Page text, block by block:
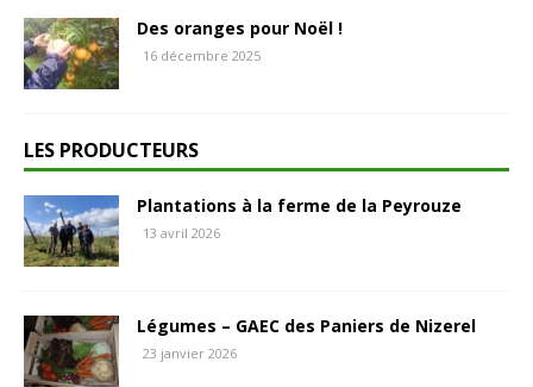
Des oranges pour Noël !
16 décembre 2025
LES PRODUCTEURS
Plantations à la ferme de la Peyrouze
13 avril 2026
Légumes – GAEC des Paniers de Nizerel
23 janvier 2026